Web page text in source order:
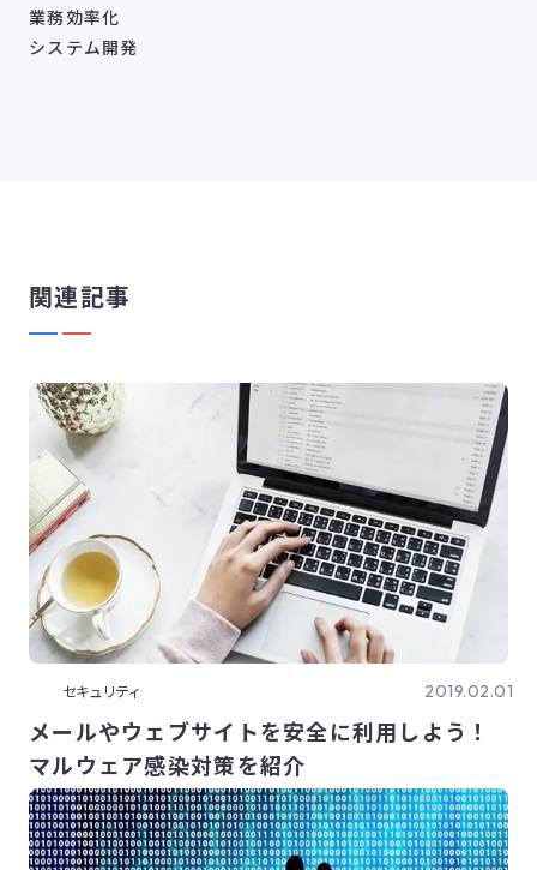
業務効率化
システム開発
関連記事
セキュリティ 2019.02.01
メールやウェブサイトを安全に利用しよう！
マルウェア感染対策を紹介